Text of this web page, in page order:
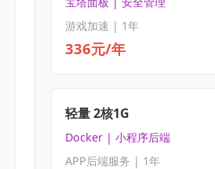
游戏加速 | 1年
336元/年
轻量 2核1G
Docker | 小程序后端
APP后端服务 | 1年